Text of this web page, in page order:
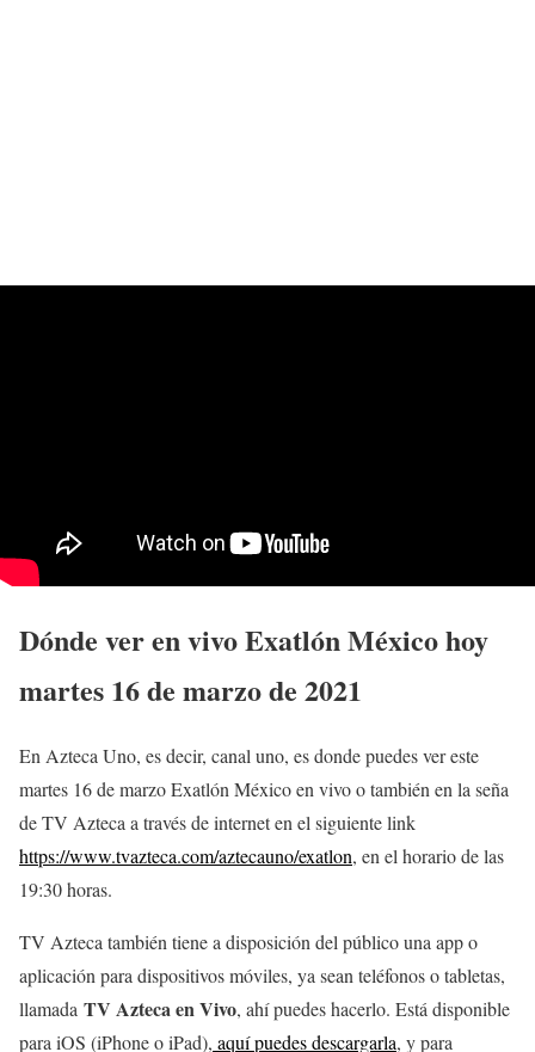
Dónde ver en vivo Exatlón México hoy
martes 16 de marzo de 2021
En Azteca Uno, es decir, canal uno, es donde puedes ver este
martes 16 de marzo Exatlón México en vivo o también en la seña
de TV Azteca a través de internet en el siguiente link
https://www.tvazteca.com/aztecauno/exatlon, en el horario de las
19:30 horas.
TV Azteca también tiene a disposición del público una app o
aplicación para dispositivos móviles, ya sean teléfonos o tabletas,
llamada TV Azteca en Vivo, ahí puedes hacerlo. Está disponible
para iOS (iPhone o iPad), aquí puedes descargarla, y para